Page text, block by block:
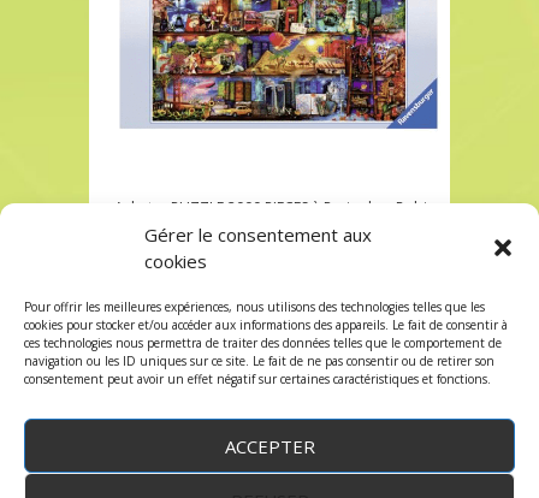
Gérer le consentement aux
cookies
Pour offrir les meilleures expériences, nous utilisons des technologies telles que les
cookies pour stocker et/ou accéder aux informations des appareils. Le fait de consentir à
ces technologies nous permettra de traiter des données telles que le comportement de
navigation ou les ID uniques sur ce site. Le fait de ne pas consentir ou de retirer son
consentement peut avoir un effet négatif sur certaines caractéristiques et fonctions.
ACCEPTER
Acheter PUZZLE 2000 PIECES à Paris chez Robin
des Jeux
Acheter PUZZLE 2000 PIECES à Paris chez Robin
Les commentaires et les trackbacks sont
fermés.